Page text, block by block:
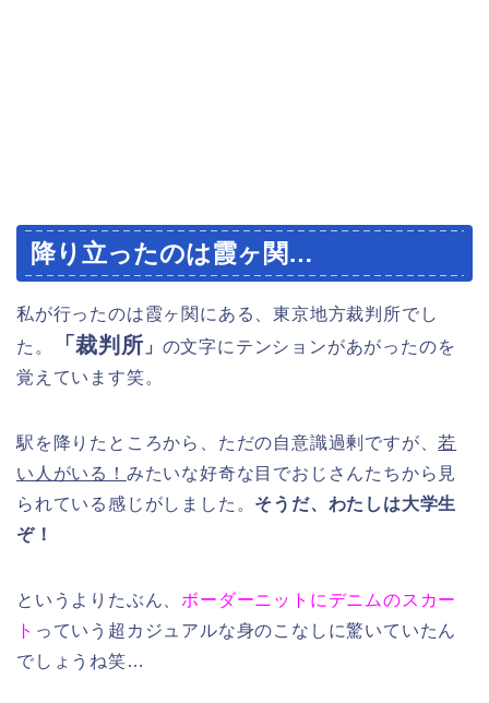
降り立ったのは霞ヶ関…
私が行ったのは霞ヶ関にある、東京地方裁判所でし
た。
「裁判所 」 の文字にテンションがあがったのを
覚えています笑。
駅を降りたところから、ただの自意識過剰ですが、 若
い人がいる！ みたいな好奇な目でおじさんたちから見
られている感じがしました。 そうだ、わたしは大学生
ぞ！
というよりたぶん、 ボーダーニットにデニムのスカー
ト っていう超カジュアルな身のこなしに驚いていたん
でしょうね笑…